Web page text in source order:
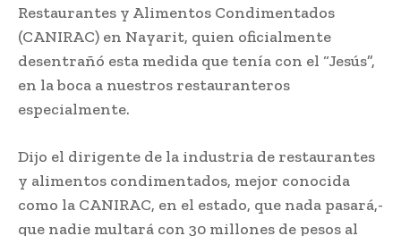
Restaurantes y Alimentos Condimentados
(CANIRAC) en Nayarit, quien oficialmente
desentrañó esta medida que tenía con el “Jesús”,
en la boca a nuestros restauranteros
especialmente.
Dijo el dirigente de la industria de restaurantes
y alimentos condimentados, mejor conocida
como la CANIRAC, en el estado, que nada pasará,-
que nadie multará con 30 millones de pesos al